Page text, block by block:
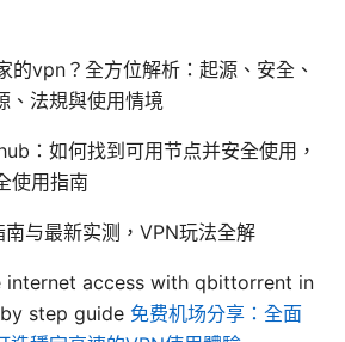
的vpn？全方位解析：起源、安全、
、法規與使用情境
：如何找到可用节点并安全使用，
使用指南
与最新实测，VPN玩法全解
internet access with qbittorrent in
step guide 免费机场分享：全面